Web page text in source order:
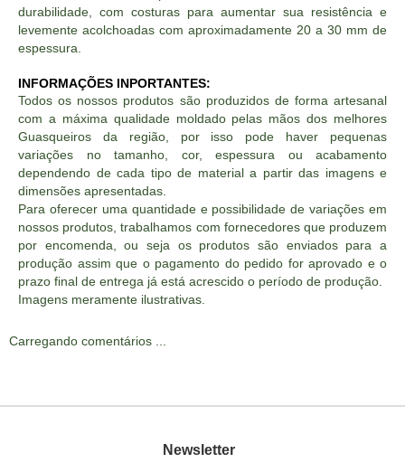
durabilidade, com costuras para aumentar sua resistência e
levemente acolchoadas com aproximadamente 20 a 30 mm de
espessura.
INFORMAÇÕES INPORTANTES:
Todos os nossos produtos são produzidos de forma artesanal
com a máxima qualidade moldado pelas mãos dos melhores
Guasqueiros da região, por isso pode haver pequenas
variações no tamanho, cor, espessura ou acabamento
dependendo de cada tipo de material a partir das imagens e
dimensões apresentadas.
Para oferecer uma quantidade e possibilidade de variações em
nossos produtos, trabalhamos com fornecedores que produzem
por encomenda, ou seja os produtos são enviados para a
produção assim que o pagamento do pedido for aprovado e o
prazo final de entrega já está acrescido o período de produção.
Imagens meramente ilustrativas.
Carregando comentários ...
Newsletter